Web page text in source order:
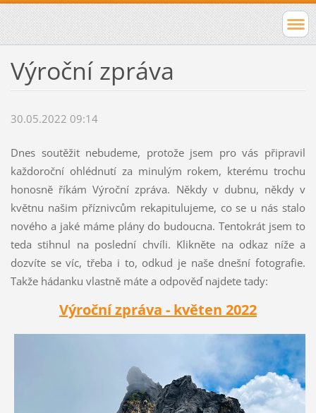
Výroční zpráva
30.05.2022 09:14
Dnes soutěžit nebudeme, protože jsem pro vás připravil
každoroční ohlédnutí za minulým rokem, kterému trochu
honosně říkám Výroční zpráva. Někdy v dubnu, někdy v
květnu našim příznivcům rekapitulujeme, co se u nás stalo
nového a jaké máme plány do budoucna. Tentokrát jsem to
teda stihnul na poslední chvíli. Klikněte na odkaz níže a
dozvíte se víc, třeba i to, odkud je naše dnešní fotografie.
Takže hádanku vlastně máte a odpověď najdete tady:
Výroční zpráva - květen 2022